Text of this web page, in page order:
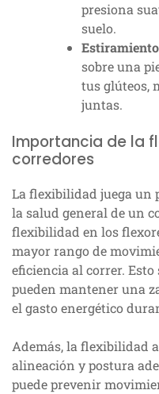
presiona
suelo.
sobre una
tus glúteos,
juntas.
Importancia de la
corredores
La flexibilidad juega un
la salud general de un
flexibilidad en los
mayor rango de
eficiencia al correr.
pueden mantener una
el gasto energético
Además, la flexibilidad
alineación y postura
puede prevenir